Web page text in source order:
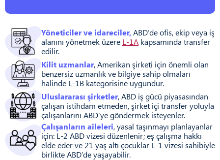
Yöneticiler ve idareciler,ABD’de ofis, ekip veya iş
alanını yönetmek üzere L-1A kapsamında transfer
edilir.
Kilit uzmanlar, Amerikan şirketi için önemli olan
benzersiz uzmanlık ve bilgiye sahip olmaları
halinde L-1B kategorisine uygundur.
Uluslararası şirketler, ABD iş gücü piyasasından
çalışan istihdam etmeden, şirket içi transfer yoluyla
çalışanlarını ABD’ye göndermek isteyenler.
Çalışanların aileleri, yasal taşınmayı planlayanlar
için: L-2 ABD vizesi düzenlenir; eş çalışma hakkı
elde eder ve 21 yaş altı çocuklar L-1 vizesi sahibiyle
birlikte ABD’de yaşayabilir.